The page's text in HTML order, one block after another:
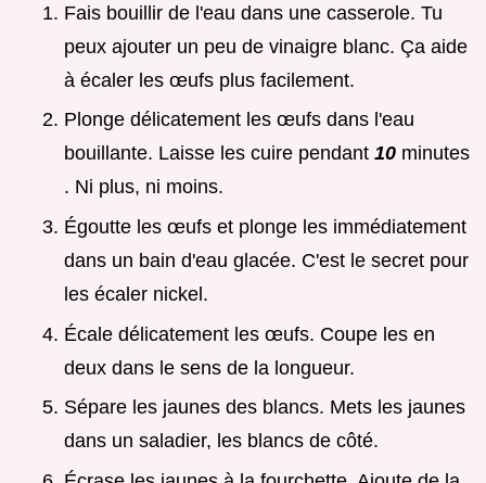
Fais bouillir de l'eau dans une casserole. Tu
peux ajouter un peu de vinaigre blanc. Ça aide
à écaler les œufs plus facilement.
Plonge délicatement les œufs dans l'eau
bouillante. Laisse les cuire pendant 10 minutes
. Ni plus, ni moins.
Égoutte les œufs et plonge les immédiatement
dans un bain d'eau glacée. C'est le secret pour
les écaler nickel.
Écale délicatement les œufs. Coupe les en
deux dans le sens de la longueur.
Sépare les jaunes des blancs. Mets les jaunes
dans un saladier, les blancs de côté.